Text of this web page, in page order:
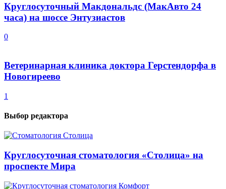
Круглосуточный Макдональдс (МакАвто 24
часа) на шоссе Энтузиастов
0
Ветеринарная клиника доктора Герстендорфа в
Новогиреево
1
Выбор редактора
Круглосуточная стоматология «Столица» на
проспекте Мира